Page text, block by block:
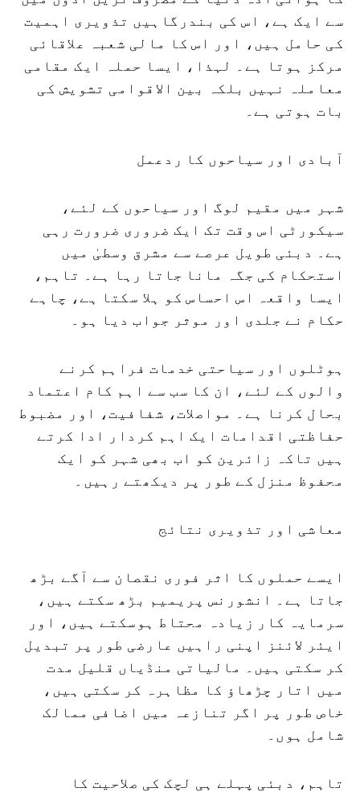
سے ایک ہے، اس کی بندرگاہیں تذویری اہمیت
کی حامل ہیں، اور اس کا مالی شعبہ علاقائی
مرکز ہوتا ہے۔ لہذا، ایسا حملہ ایک مقامی
معاملہ نہیں بلکہ بین الاقوامی تشویش کی
بات ہوتی ہے۔
آبادی اور سیاحوں کا ردعمل
شہر میں مقیم لوگ اور سیاحوں کے لئے،
سیکورٹی اس وقت تک ایک ضروری ضرورت رہی
ہے۔ دبئی طویل عرصے سے مشرق وسطیٰ میں
استحکام کی جگہ مانا جاتا رہا ہے۔ تاہم،
ایسا واقعہ اس احساس کو ہلا سکتا ہے، چاہے
حکام نے جلدی اور موثر جواب دیا ہو۔
ہوٹلوں اور سیاحتی خدمات فراہم کرنے
والوں کے لئے، ان کا سب سے اہم کام اعتماد
بحال کرنا ہے۔ مواصلات، شفافیت، اور مضبوط
حفاظتی اقدامات ایک اہم کردار ادا کرتے
ہیں تاکہ زائرین کو اب بھی شہر کو ایک
محفوظ منزل کے طور پر دیکھتے رہیں۔
معاشی اور تذویری نتائج
ایسے حملوں کا اثر فوری نقصان سے آگے بڑھ
جاتا ہے۔ انشورنس پریمیم بڑھ سکتے ہیں،
سرمایہ کار زیادہ محتاط ہوسکتے ہیں، اور
ایئر لائنز اپنی راہیں عارضی طور پر تبدیل
کر سکتی ہیں۔ مالیاتی منڈیاں قلیل مدت
میں اتار چڑھاؤ کا مظاہرہ کر سکتی ہیں،
خاص طور پر اگر تنازعہ میں اضافی ممالک
شامل ہوں۔
تاہم، دبئی پہلے ہی لچک کی صلاحیت کا